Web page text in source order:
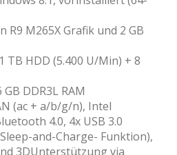
R9 M265X Grafik und 2 GB
TB HDD (5.400 U/Min) + 8
DDR3L RAM
(ac + a/b/g/n), Intel
4.0, 4x USB 3.0
and-Charge- Funktion),
3DUnterstützung via